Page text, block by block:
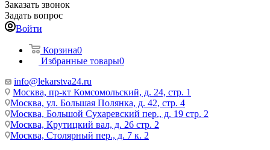
Заказать звонок
Задать вопрос
Войти
Корзина0
Избранные товары0
info@lekarstva24.ru
Москва, пр-кт Комсомольский, д. 24, стр. 1
Москва, ул. Большая Полянка, д. 42, стр. 4
Москва, Большой Сухаревский пер., д. 19 стр. 2
Москва, Крутицкий вал, д. 26 стр. 2
Москва, Столярный пер., д. 7 к. 2